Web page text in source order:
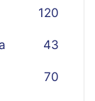
120
43
70